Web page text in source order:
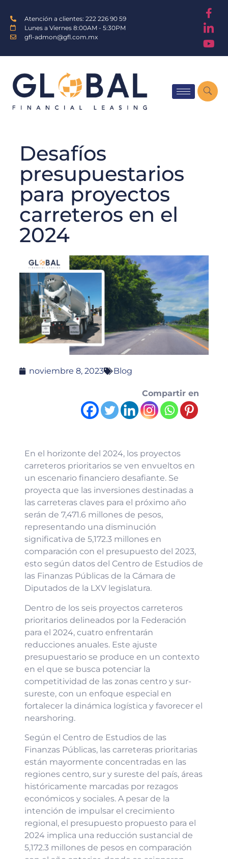
Atención a clientes: 222 226 90 59
Lunes a Viernes 8:00AM - 5:30PM
gfl-admon@gfl.com.mx
Desafíos
presupuestarios
para proyectos
carreteros en el
2024
noviembre 8, 2023 Blog
Compartir en
En el horizonte del 2024, los proyectos
carreteros prioritarios se ven envueltos en
un escenario financiero desafiante. Se
proyecta que las inversiones destinadas a
las carreteras claves para el próximo año
serán de 7,471.6 millones de pesos,
representando una disminución
significativa de 5,172.3 millones en
comparación con el presupuesto del 2023,
esto según datos del Centro de Estudios de
las Finanzas Públicas de la Cámara de
Diputados de la LXV legislatura.
Dentro de los seis proyectos carreteros
prioritarios delineados por la Federación
para el 2024, cuatro enfrentarán
reducciones anuales. Este ajuste
presupuestario se produce en un contexto
en el que se busca potenciar la
competitividad de las zonas centro y sur-
sureste, con un enfoque especial en
fortalecer la dinámica logística y favorecer el
nearshoring.
Según el Centro de Estudios de las
Finanzas Públicas, las carreteras prioritarias
están mayormente concentradas en las
regiones centro, sur y sureste del país, áreas
históricamente marcadas por rezagos
económicos y sociales. A pesar de la
intención de impulsar el crecimiento
regional, el presupuesto propuesto para el
2024 implica una reducción sustancial de
5,172.3 millones de pesos en comparación